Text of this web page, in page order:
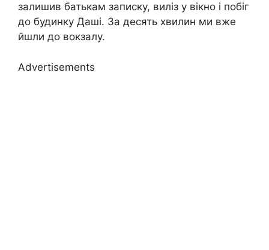
залишив батькам записку, виліз у вікно і побіг
до будинку Даші. За десять хвилин ми вже
йшли до вокзалу.
Advertisements